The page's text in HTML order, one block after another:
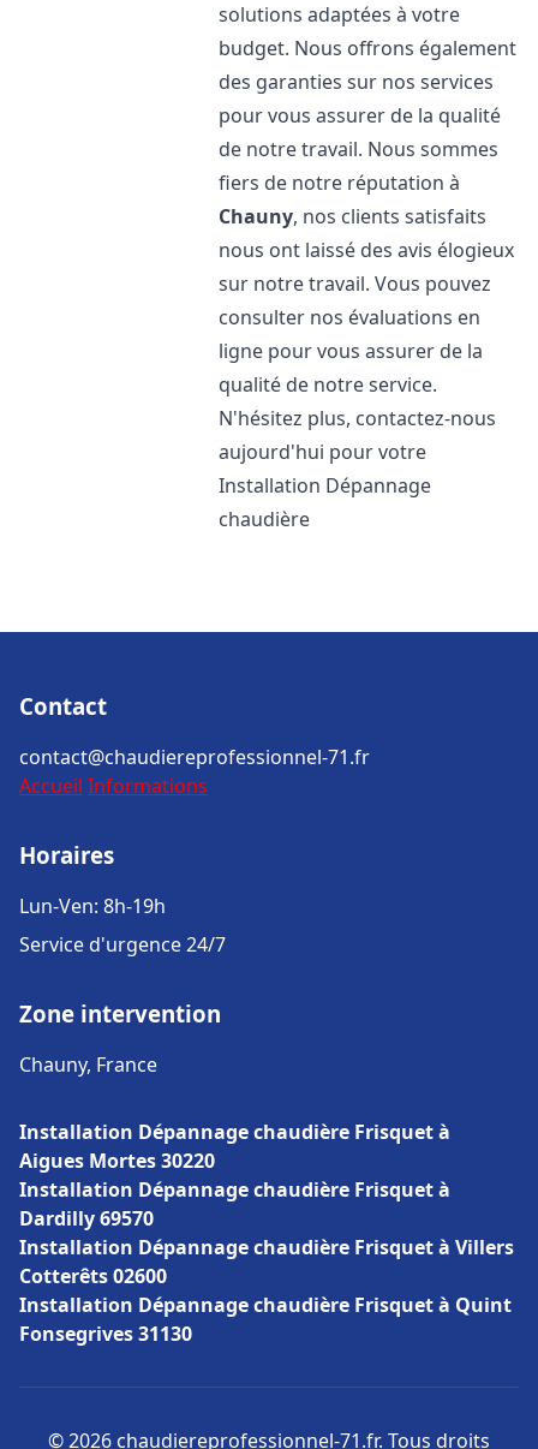
solutions adaptées à votre
budget. Nous offrons également
des garanties sur nos services
pour vous assurer de la qualité
de notre travail. Nous sommes
fiers de notre réputation à
Chauny, nos clients satisfaits
nous ont laissé des avis élogieux
sur notre travail. Vous pouvez
consulter nos évaluations en
ligne pour vous assurer de la
qualité de notre service.
N'hésitez plus, contactez-nous
aujourd'hui pour votre
Installation Dépannage
chaudière
Contact
contact@chaudiereprofessionnel-71.fr
Accueil Informations
Horaires
Lun-Ven: 8h-19h
Service d'urgence 24/7
Zone intervention
Chauny, France
Installation Dépannage chaudière Frisquet à
Aigues Mortes 30220
Installation Dépannage chaudière Frisquet à
Dardilly 69570
Installation Dépannage chaudière Frisquet à Villers
Cotterêts 02600
Installation Dépannage chaudière Frisquet à Quint
Fonsegrives 31130
© 2026 chaudiereprofessionnel-71.fr. Tous droits